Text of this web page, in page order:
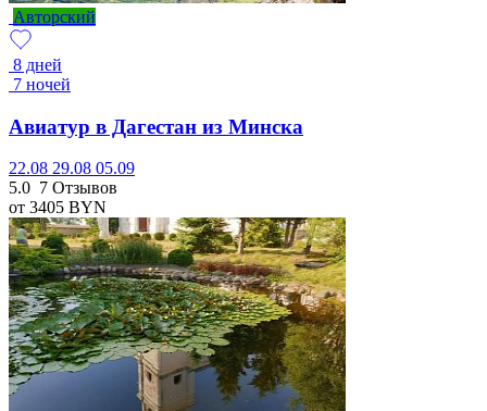
Авторский
8 дней
7 ночей
Авиатур в Дагестан из Минска
22.08 29.08 05.09
5.0 7 Отзывов
от 3405 BYN